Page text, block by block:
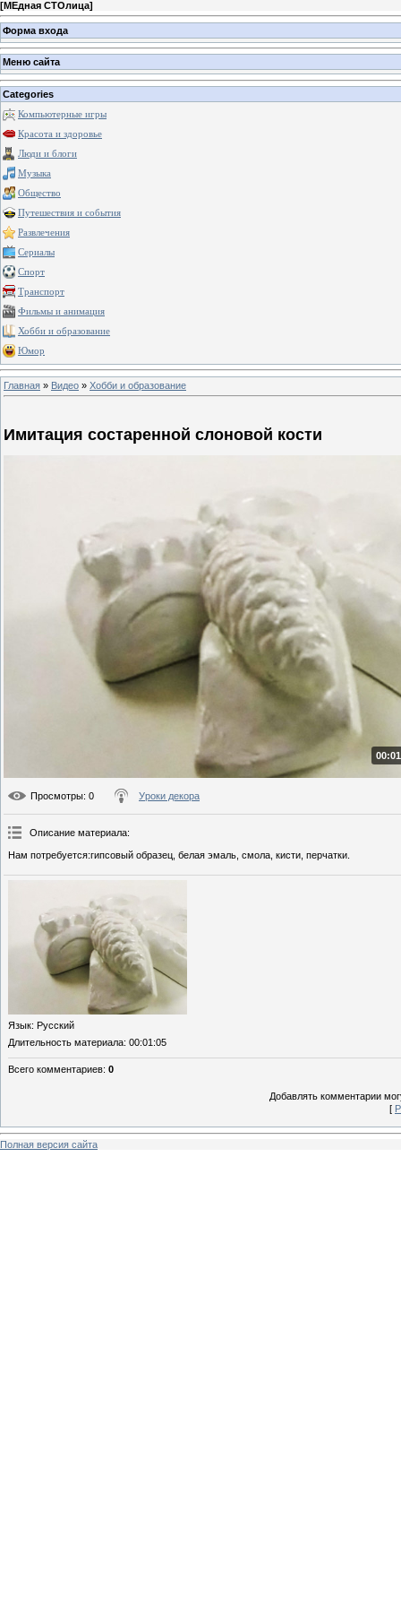
[МЕдная СТОлица]
Форма входа
Меню сайта
Categories
Компьютерные игры
Красота и здоровье
Люди и блоги
Музыка
Общество
Путешествия и события
Развлечения
Сериалы
Спорт
Транспорт
Фильмы и анимация
Хобби и образование
Юмор
Главная » Видео » Хобби и образование
Имитация состаренной слоновой кости
Просмотры: 0 Уроки декора
Описание материала:
Нам потребуется:гипсовый образец, белая эмаль, смола, кисти, перчатки.
Язык: Русский
Длительность материала: 00:01:05
Всего комментариев: 0
Добавлять комментарии
[
Полная версия сайта